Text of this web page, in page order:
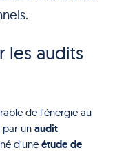
les audits
de l’énergie au
par un audit
d’une étude de